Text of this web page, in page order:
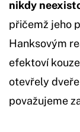
nikdy
přičemž jeho
Hanksovým
efektoví
otevřely
považujeme